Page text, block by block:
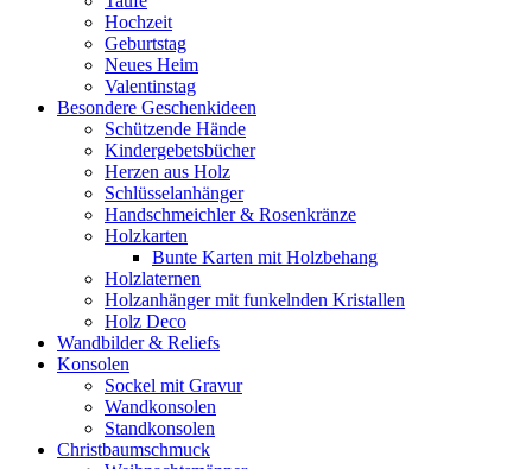
Hochzeit
Geburtstag
Neues Heim
Valentinstag
Besondere Geschenkideen
Schützende Hände
Kindergebetsbücher
Herzen aus Holz
Schlüsselanhänger
Handschmeichler & Rosenkränze
Holzkarten
Bunte Karten mit Holzbehang
Holzlaternen
Holzanhänger mit funkelnden Kristallen
Holz Deco
Wandbilder & Reliefs
Konsolen
Sockel mit Gravur
Wandkonsolen
Standkonsolen
Christbaumschmuck